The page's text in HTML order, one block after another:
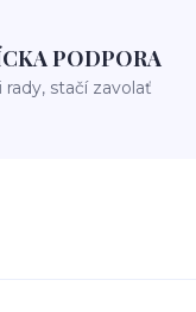
PODPORA
rady, stačí zavolať